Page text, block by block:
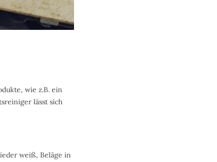
wie z.B. ein
lässt sich
weiß, Beläge in